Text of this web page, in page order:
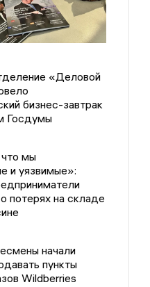
«Деловой
бизнес-завтрак
Госдумы
мы
и уязвимые»:
потерях на складе
начали
пункты
Wildberries